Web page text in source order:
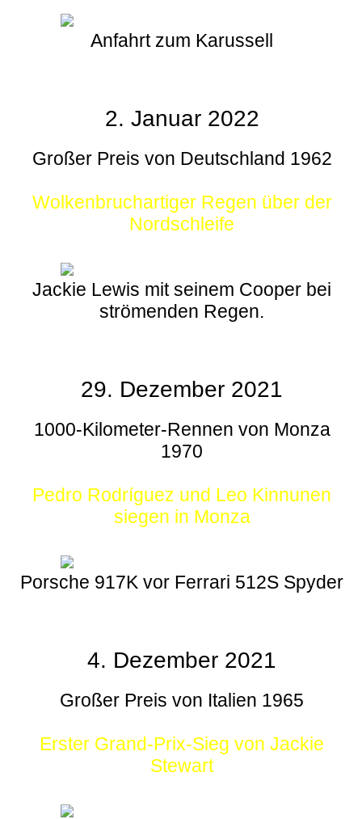
Anfahrt zum Karussell
2. Januar 2022
Großer Preis von Deutschland 1962
Wolkenbruchartiger Regen über der
Nordschleife
Jackie Lewis mit seinem Cooper bei
strömenden Regen.
29. Dezember 2021
1000-Kilometer-Rennen von Monza
1970
Pedro Rodríguez und Leo Kinnunen
siegen in Monza
Porsche 917K vor Ferrari 512S Spyder
4. Dezember 2021
Großer Preis von Italien 1965
Erster Grand-Prix-Sieg von Jackie
Stewart